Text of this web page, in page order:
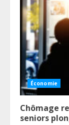
Économie
Chômage
seniors